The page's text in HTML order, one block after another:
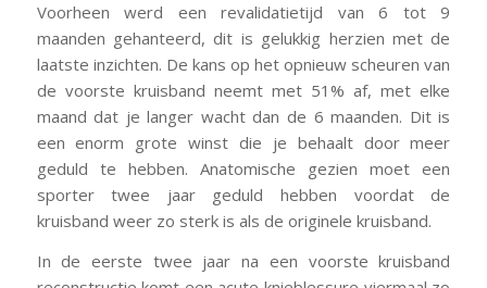
Voorheen werd een revalidatietijd van 6 tot 9
maanden gehanteerd, dit is gelukkig herzien met de
laatste inzichten. De kans op het opnieuw scheuren van
de voorste kruisband neemt met 51% af, met elke
maand dat je langer wacht dan de 6 maanden. Dit is
een enorm grote winst die je behaalt door meer
geduld te hebben. Anatomische gezien moet een
sporter twee jaar geduld hebben voordat de
kruisband weer zo sterk is als de originele kruisband.
In de eerste twee jaar na een voorste kruisband